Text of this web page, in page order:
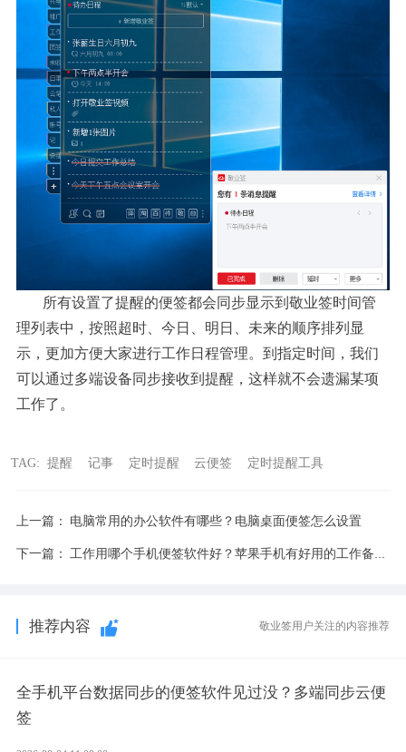
所有设置了提醒的便签都会同步显示到敬业签时间管
理列表中，按照超时、今日、明日、未来的顺序排列显
示，更加方便大家进行工作日程管理。到指定时间，我们
可以通过多端设备同步接收到提醒，这样就不会遗漏某项
工作了。
TAG: 提醒 记事 定时提醒 云便签 定时提醒工具
上一篇： 电脑常用的办公软件有哪些？电脑桌面便签怎么设置
下一篇： 工作用哪个手机便签软件好？苹果手机有好用的工作备忘录便签app吗
推荐内容 敬业签用户关注的内容推荐
全手机平台数据同步的便签软件见过没？多端同步云便
签